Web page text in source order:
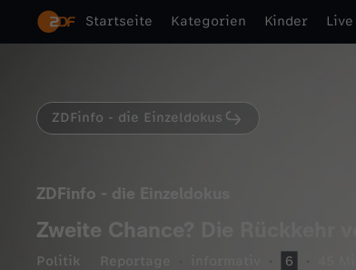
Startseite Kategorien Kinder Live
ZDFinfo - die Einzeldokus
ZDFinfo - die Einzeldokus
Zweite Chance? Die Rückkehr
Politik Reportage 6